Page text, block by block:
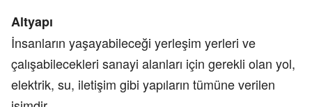
Altyapı
İnsanların yaşayabileceği yerleşim yerleri ve
çalışabilecekleri sanayi alanları için gerekli olan yol,
elektrik, su, iletişim gibi yapıların tümüne verilen